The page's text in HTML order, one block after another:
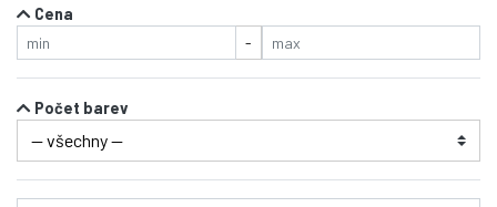
Cena
-
Počet barev